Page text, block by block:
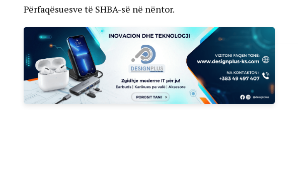
Përfaqësuesve të SHBA-së në nëntor.